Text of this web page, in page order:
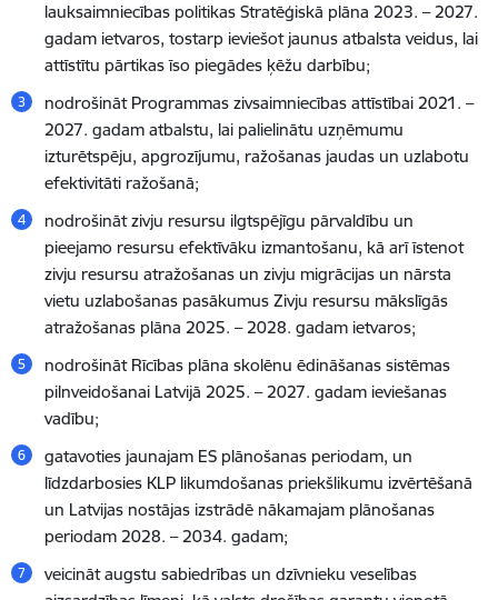
lauksaimniecības politikas Stratēģiskā plāna 2023. – 2027.
gadam ietvaros, tostarp ieviešot jaunus atbalsta veidus, lai
attīstītu pārtikas īso piegādes ķēžu darbību;
nodrošināt Programmas zivsaimniecības attīstībai 2021. –
2027. gadam atbalstu, lai palielinātu uzņēmumu
izturētspēju, apgrozījumu, ražošanas jaudas un uzlabotu
efektivitāti ražošanā;
nodrošināt zivju resursu ilgtspējīgu pārvaldību un
pieejamo resursu efektīvāku izmantošanu, kā arī īstenot
zivju resursu atražošanas un zivju migrācijas un nārsta
vietu uzlabošanas pasākumus Zivju resursu mākslīgās
atražošanas plāna 2025. – 2028. gadam ietvaros;
nodrošināt Rīcības plāna skolēnu ēdināšanas sistēmas
pilnveidošanai Latvijā 2025. – 2027. gadam ieviešanas
vadību;
gatavoties jaunajam ES plānošanas periodam, un
līdzdarbosies KLP likumdošanas priekšlikumu izvērtēšanā
un Latvijas nostājas izstrādē nākamajam plānošanas
periodam 2028. – 2034. gadam;
veicināt augstu sabiedrības un dzīvnieku veselības